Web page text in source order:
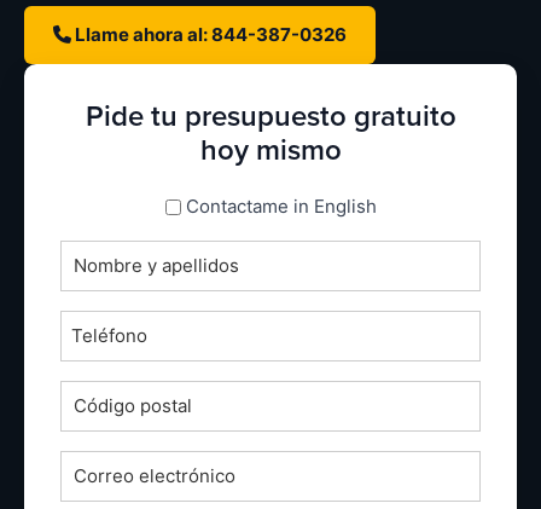
Llame ahora al: 844-387-0326
Pide tu presupuesto gratuito
hoy mismo
espanol_espanolContactame in English
Nombre
completo
*Teléfono
Código
postal
*Correo
electrónico